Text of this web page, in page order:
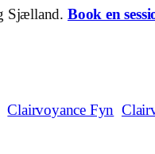
Sjælland. Book en
Clairvoyance Fyn